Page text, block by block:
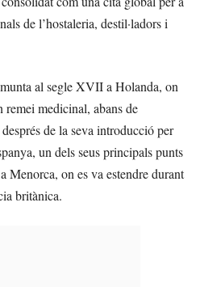
de l’hostaleria, destil·ladors i
al segle XVII a Holanda, on
medicinal, abans de
de la seva introducció per
un dels seus principals punts
Menorca, on es va estendre durant
britànica.